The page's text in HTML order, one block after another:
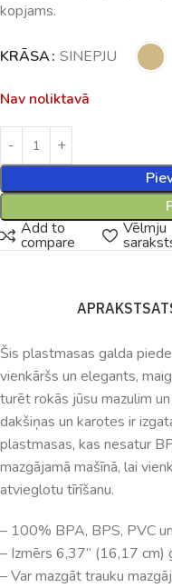
kopjams.
KRĀSA SINEPJU
Nav noliktavā
Add to
compare
Vēlmju
APRAKSTS
Šis plastmasas galda
vienkāršs un elegants,
turēt rokās jūsu mazulim
dakšiņas un karotes ir
plastmasas, kas nesatur
mazgājamā mašīnā, lai
atvieglotu tīrīšanu.
– 100% BPA, BPS, PVC
– Izmērs 6,37” (16,17 cm)
– Var mazgāt trauku